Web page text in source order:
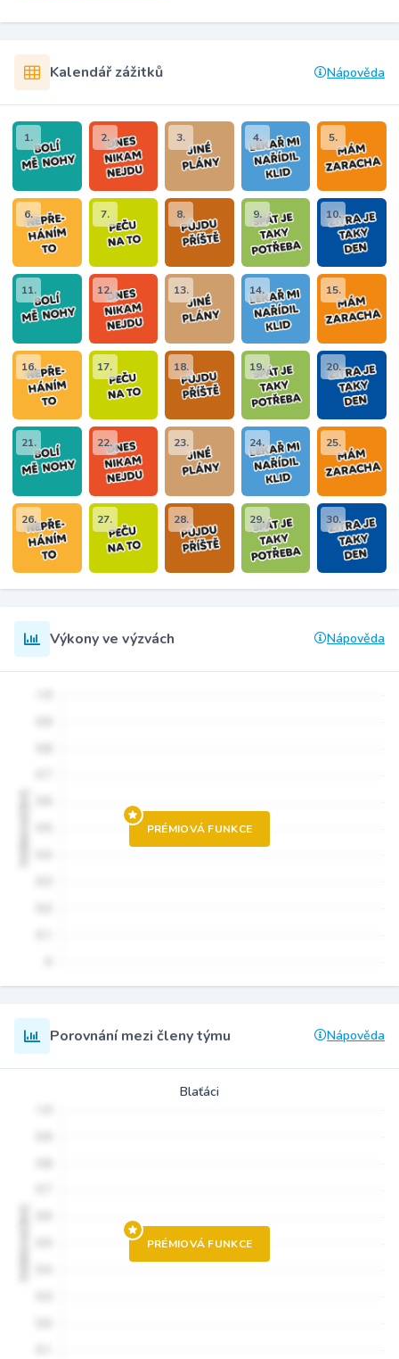
Kalendář zážitků Nápověda
1. 2. 3. 4. 5.
6. 7. 8. 9. 10.
11. 12. 13. 14. 15.
16. 17. 18. 19. 20.
21. 22. 23. 24. 25.
26. 27. 28. 29. 30.
Výkony ve výzvách Nápověda
PRÉMIOVÁ FUNKCE
Porovnání mezi členy týmu Nápověda
Blaťáci
PRÉMIOVÁ FUNKCE